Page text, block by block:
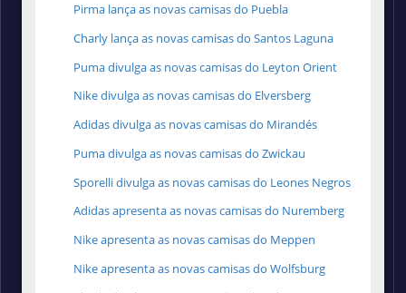
Pirma lança as novas camisas do Puebla
Charly lança as novas camisas do Santos Laguna
Puma divulga as novas camisas do Leyton Orient
Nike divulga as novas camisas do Elversberg
Adidas divulga as novas camisas do Mirandés
Puma divulga as novas camisas do Zwickau
Sporelli divulga as novas camisas do Leones Negros
Adidas apresenta as novas camisas do Nuremberg
Nike apresenta as novas camisas do Meppen
Nike apresenta as novas camisas do Wolfsburg